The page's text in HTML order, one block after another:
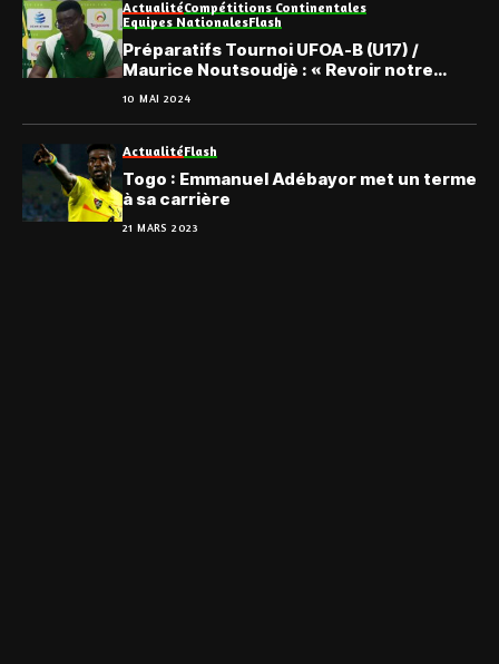
ActualitéCompétitions Continentales
Equipes NationalesFlash
Préparatifs Tournoi UFOA-B (U17) /
Maurice Noutsoudjè : « Revoir notre
copie à ce niveau… »
10 MAI 2024
ActualitéFlash
Togo : Emmanuel Adébayor met un terme
à sa carrière
21 MARS 2023